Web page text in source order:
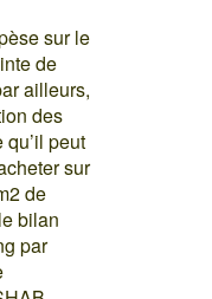
sur le
de
ailleurs,
des
peut
sur
de
bilan
par